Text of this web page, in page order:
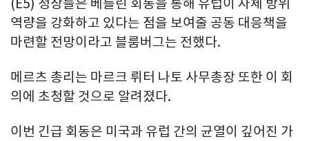
(E5) 정상들은 베를린 회동을 통해 유럽이 자체 방위
역량을 강화하고 있다는 점을 보여줄 공동 대응책을
마련할 전망이라고 블룸버그는 전했다.
메르츠 총리는 마르크 뤼터 나토 사무총장 또한 이 회
의에 초청할 것으로 알려졌다.
이번 긴급 회동은 미국과 유럽 간의 균열이 깊어진 가